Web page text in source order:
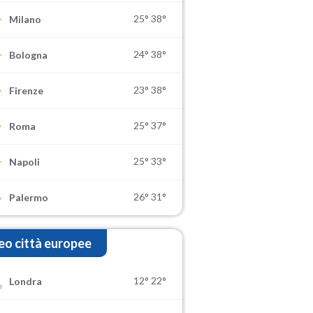
Milano 25° 38°
Bologna 24° 38°
Firenze 23° 38°
Roma 25° 37°
Napoli 25° 33°
Palermo 26° 31°
città europee
Londra 12° 22°